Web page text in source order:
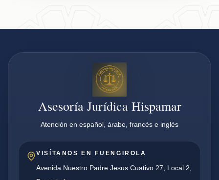
Asesoría Jurídica Hispamar
Atención en español, árabe, francés e inglés
VISÍTANOS EN FUENGIROLA
Avenida Nuestro Padre Jesus Cuativo 27, Local 2,